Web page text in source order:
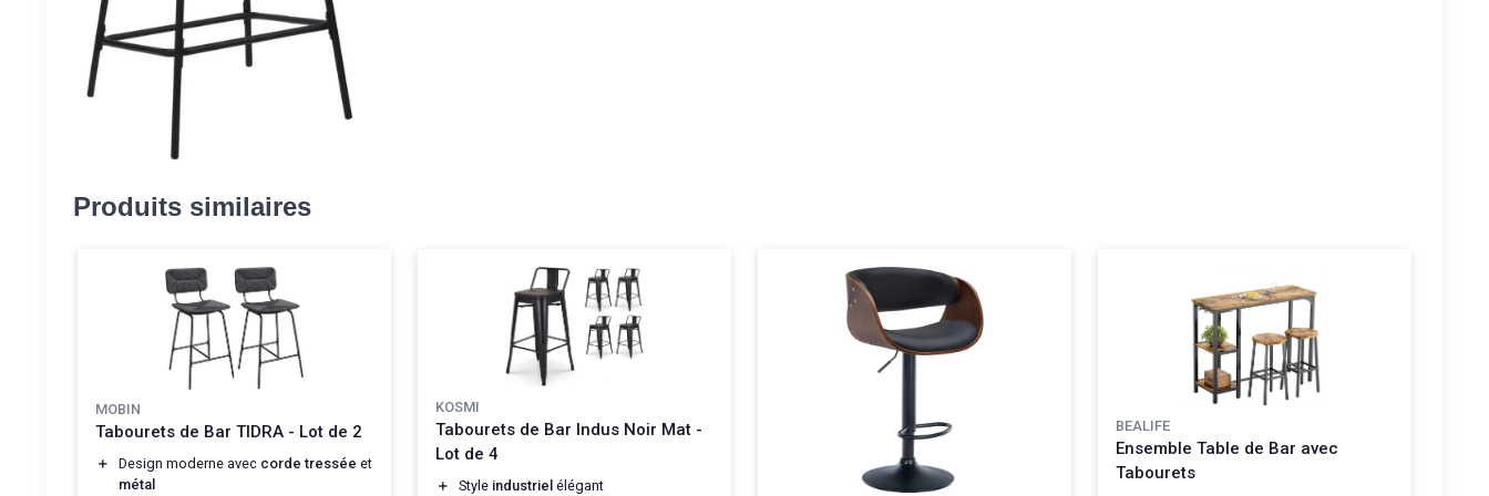
Produits similaires
MOBIN
Tabourets de Bar TIDRA - Lot de 2
＋ Design moderne avec corde tressée et
métal
KOSMI
Tabourets de Bar Indus Noir Mat -
Lot de 4
＋ Style industriel élégant
BEALIFE
Ensemble Table de Bar avec
Tabourets